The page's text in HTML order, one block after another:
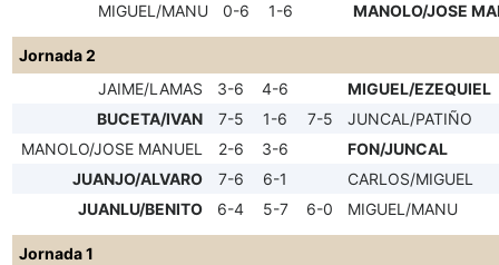
MIGUEL/MANU
0-6 1-6 MANOLO/JOSE
Jornada 2
JAIME/LAMAS
3-6 4-6
MIGUEL/EZEQUIEL
BUCETA/IVAN
7-5 1-6 7-5
JUNCAL/PATIÑO
MANOLO/JOSE MANUEL
2-6 3-6
FON/JUNCAL
JUANJO/ALVARO
7-6 6-1
CARLOS/MIGUEL
JUANLU/BENITO
6-4 5-7 6-0 MIGUEL/MANU
Jornada 1